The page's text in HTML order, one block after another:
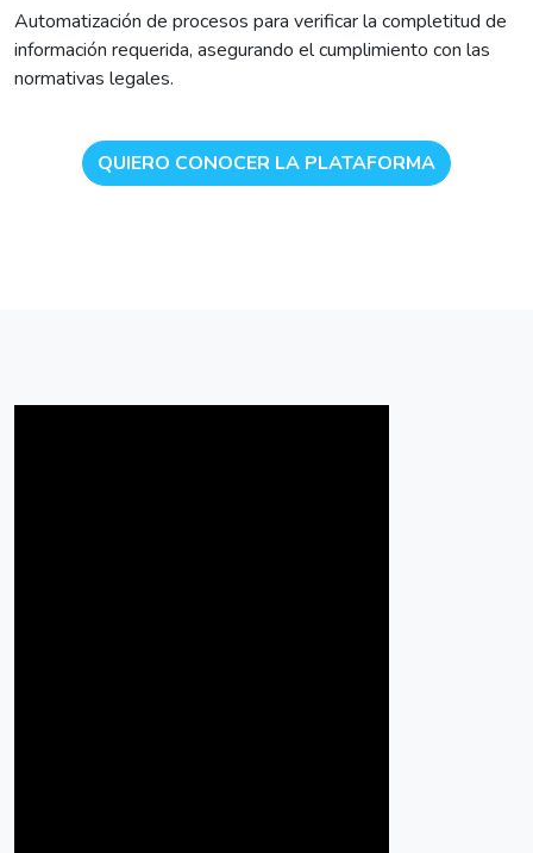
Automatización de procesos para verificar la completitud de
información requerida, asegurando el cumplimiento con las
normativas legales.
QUIERO CONOCER LA PLATAFORMA